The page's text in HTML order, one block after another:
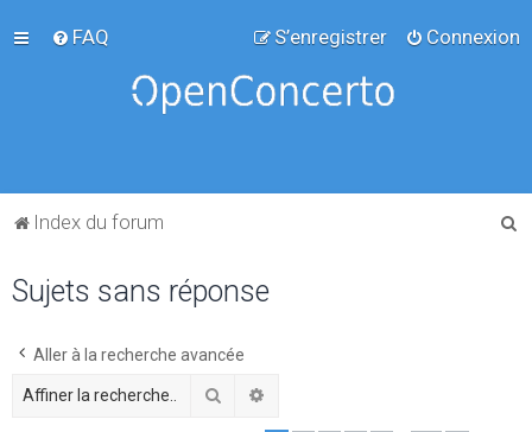
FAQ Connexion
S’enregistrer
Index du forum
Sujets sans réponse
Aller à la recherche avancée
Rechercher